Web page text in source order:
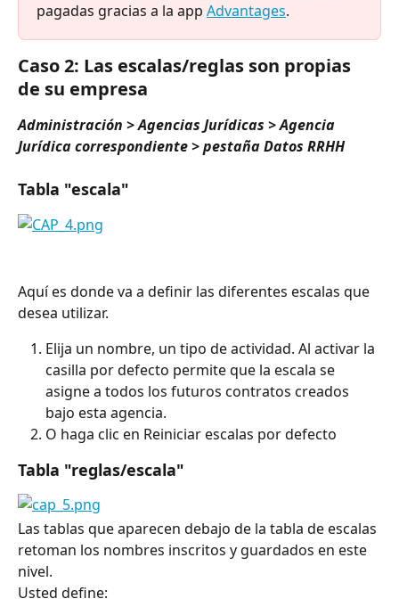
pagadas gracias a la app Advantages.
Caso 2: Las escalas/reglas son propias
de su empresa
Administración > Agencias Jurídicas > Agencia
Jurídica correspondiente > pestaña Datos RRHH
Tabla "escala"
Aquí es donde va a definir las diferentes escalas que
desea utilizar.
Elija un nombre, un tipo de actividad. Al activar la
casilla por defecto permite que la escala se
asigne a todos los futuros contratos creados
bajo esta agencia.
O haga clic en Reiniciar escalas por defecto
Tabla "reglas/escala"
Las tablas que aparecen debajo de la tabla de escalas
retoman los nombres inscritos y guardados en este
nivel.
Usted define: